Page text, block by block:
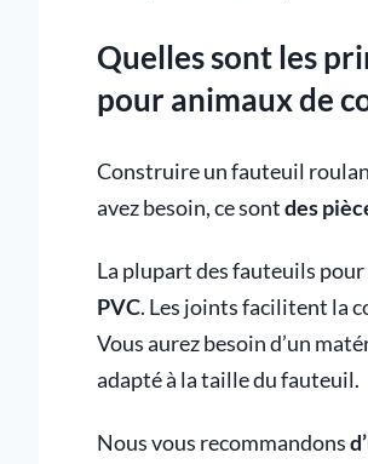
Quelles sont les
pour animaux de
Construire un fauteuil
avez besoin, ce sontdes
La plupart des fauteuils
PVC. Les joints facilitent la
Vous aurez besoin d’un
adapté à la taille du fauteuil.
Nous vous recommandons